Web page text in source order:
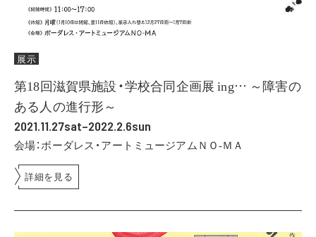
展示
第18回滋賀県施設・学校合同企画展 ing… ～障害の
ある人の進行形～
2021.11.27sat–2022.2.6sun
会場：ボーダレス・アートミュージアムＮＯ-ＭＡ
詳細を見る